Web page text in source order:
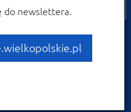
z
do newslettera.